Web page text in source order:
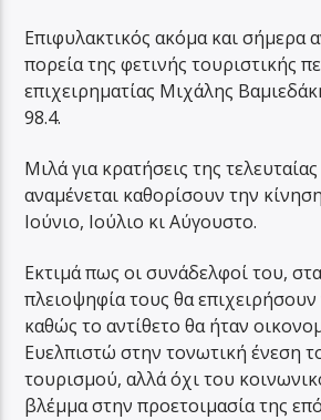
Επιφυλακτικός ακόμα και σήμερα
πορεία της φετινής τουριστικής
επιχειρηματίας Μιχάλης
98.4.
Μιλά για κρατήσεις της
αναμένεται καθορίσουν την
Ιούνιο, Ιούλιο κι Αύγουστο.
Εκτιμά πως οι συνάδελφοί του,
πλειοψηφία τους θα
καθώς το αντίθετο θα ήταν
Ευελπιστώ στην τονωτική ένεση
τουρισμού, αλλά όχι του
βλέμμα στην προετοιμασία της